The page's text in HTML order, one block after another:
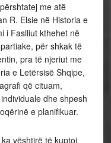
me atë
R. Elsie në Historia e
i Faslliut kthehet në
për shkak të
pra të njeriut me
e Letërsisë Shqipe,
që cituam,
dhe shpesh
e planifikuar.
vështirë të kuptoj